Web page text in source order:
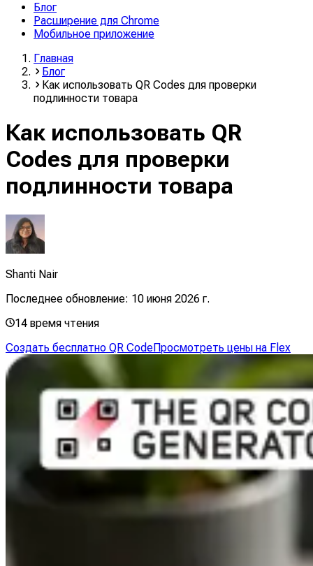
Блог
Расширение для Chrome
Мобильное приложение
Главная
Блог
Как использовать QR Codes для проверки
подлинности товара
Как использовать QR
Codes для проверки
подлинности товара
Shanti Nair
Последнее обновление: 10 июня 2026 г.
14 время чтения
Создать бесплатно QR CodeПросмотреть цены на Flex